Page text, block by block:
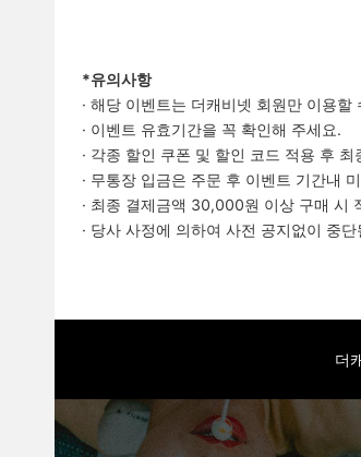
*유의사항
· 해당 이벤트는 더캐비넷 회원만 이용할
· 이벤트 유효기간을 꼭 확인해 주세요.
· 각종 할인 쿠폰 및 할인 코드 적용 후
· 무통장 입금은 주문 후 이벤트 기간내
· 최종 결제금액 30,000원 이상 구매 시
· 당사 사정에 의하여 사전 공지없이 중
더